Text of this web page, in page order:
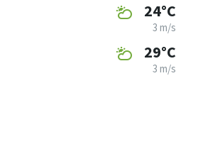
24°C
3 m/s
29°C
3 m/s